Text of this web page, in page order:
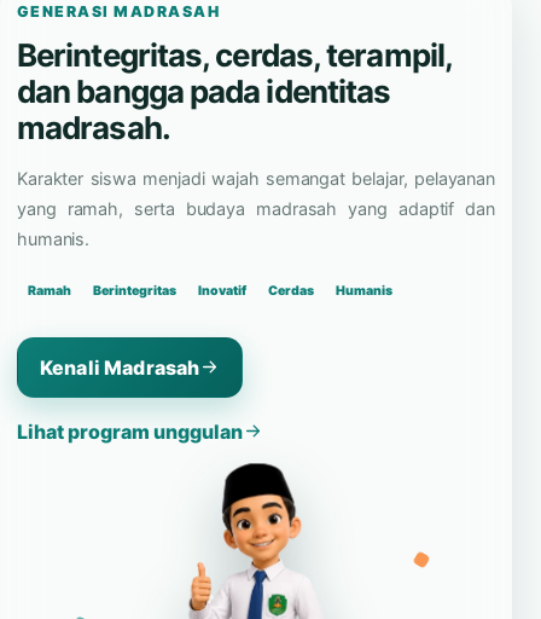
GENERASI MADRASAH
Berintegritas, cerdas, terampil,
dan bangga pada identitas
madrasah.
Karakter siswa menjadi wajah semangat belajar, pelayanan
yang ramah, serta budaya madrasah yang adaptif dan
humanis.
Ramah Berintegritas Inovatif Cerdas Humanis
Kenali Madrasah
Lihat program unggulan